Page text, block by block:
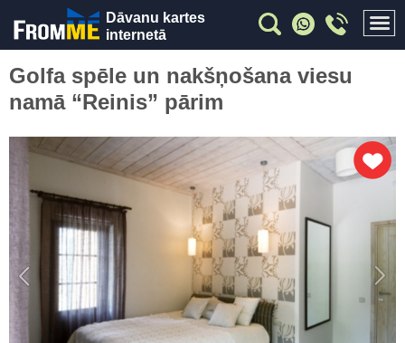
Dāvanu kartes
internetā
Golfa spēle un nakšņošana viesu
namā “Reinis” pārim
Previous